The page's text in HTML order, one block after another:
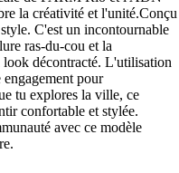
la créativité et l'unité.Conçu
C'est un incontournable
ras-du-cou et la
décontracté. L'utilisation
pour
tu explores la ville, ce
confortable et stylée.
avec ce modèle